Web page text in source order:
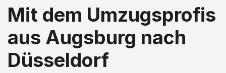
Mit dem Umzugsprofis
aus Augsburg nach
Düsseldorf